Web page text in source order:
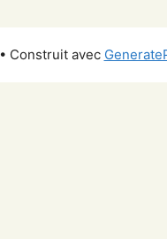
• Construit avec